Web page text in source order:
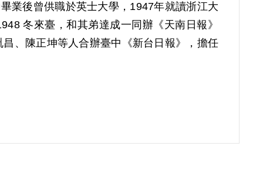
業後曾供職於英士大學，1947年就讀浙江大
冬來臺，和其弟達成一同辦《天南日報》
、陳正坤等人合辦臺中《新台日報》，擔任
楊逵和中部新聞聯誼會成員鍾平山等人撰寫
》則是第二家。1949年11月11日凌晨唐達
年11月10日刑期屆滿獲釋。